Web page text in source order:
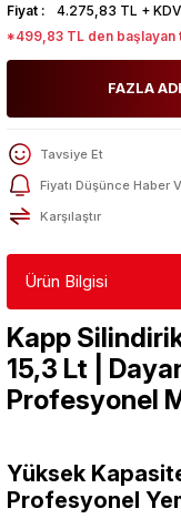
Fiyat
4.275,83 TL + KDV
*499,83 TL den başlayan
FAZLA
Tavsiye Et
Fiyatı Düşünce Haber
Karşılaştır
Ürün Bilgisi
Kapp
15,3 Lt |
Profesyonel
Yüksek
Profesyonel